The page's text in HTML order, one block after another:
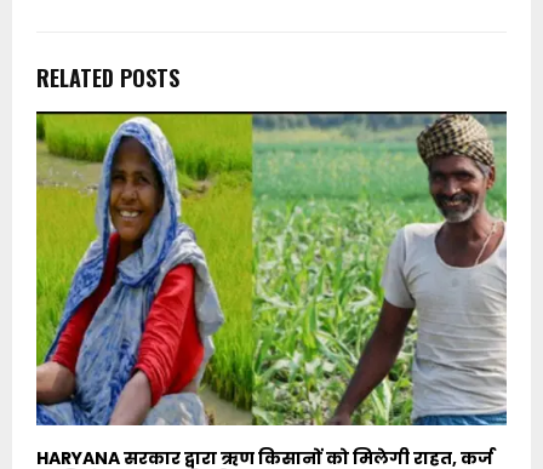
RELATED POSTS
HARYANA सरकार द्वारा ऋण किसानों को मिलेगी राहत, कर्ज